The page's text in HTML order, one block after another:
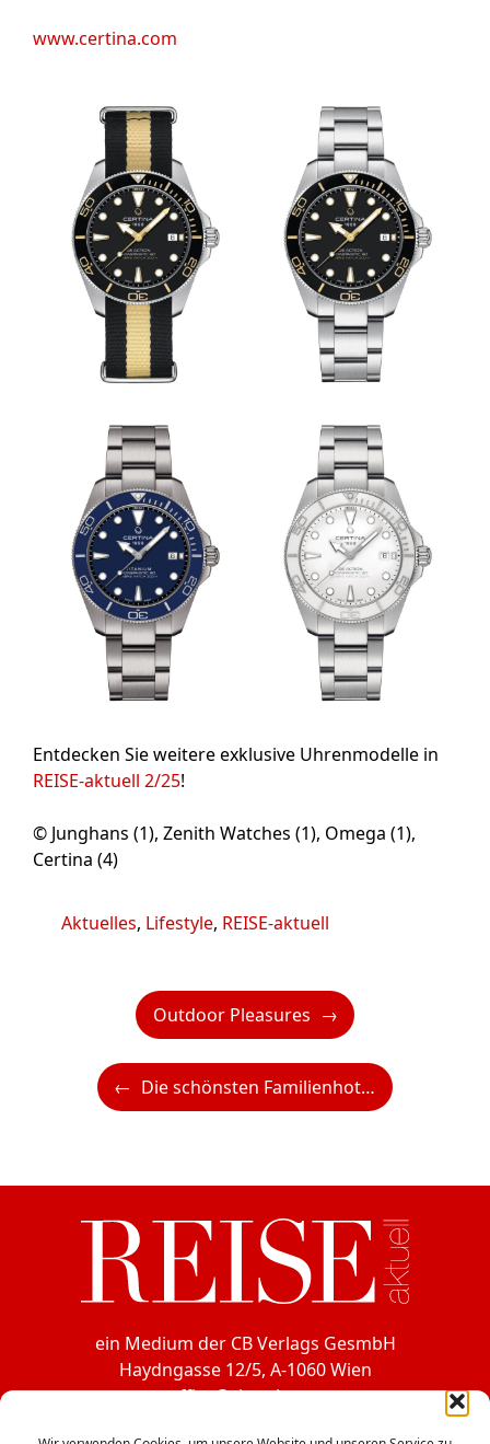
www.certina.com
Entdecken Sie weitere exklusive Uhrenmodelle in
REISE-aktuell 2/25!
© Junghans (1), Zenith Watches (1), Omega (1),
Certina (4)
Kategorien
Aktuelles, Lifestyle, REISE-aktuell
Outdoor Pleasures
Die schönsten Familienhotels für einen unvergesslichen Aufenthalt
ein Medium der CB Verlags GesmbH
Haydngasse 12/5, A-1060 Wien
office@cbverlag.at